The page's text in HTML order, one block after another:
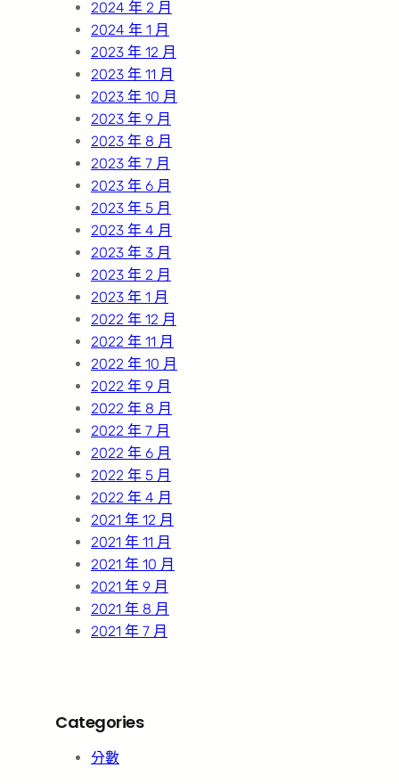
2024 年 2 月
2024 年 1 月
2023 年 12 月
2023 年 11 月
2023 年 10 月
2023 年 9 月
2023 年 8 月
2023 年 7 月
2023 年 6 月
2023 年 5 月
2023 年 4 月
2023 年 3 月
2023 年 2 月
2023 年 1 月
2022 年 12 月
2022 年 11 月
2022 年 10 月
2022 年 9 月
2022 年 8 月
2022 年 7 月
2022 年 6 月
2022 年 5 月
2022 年 4 月
2021 年 12 月
2021 年 11 月
2021 年 10 月
2021 年 9 月
2021 年 8 月
2021 年 7 月
Categories
分數